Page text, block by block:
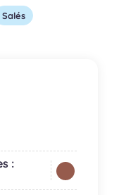
Salés
: